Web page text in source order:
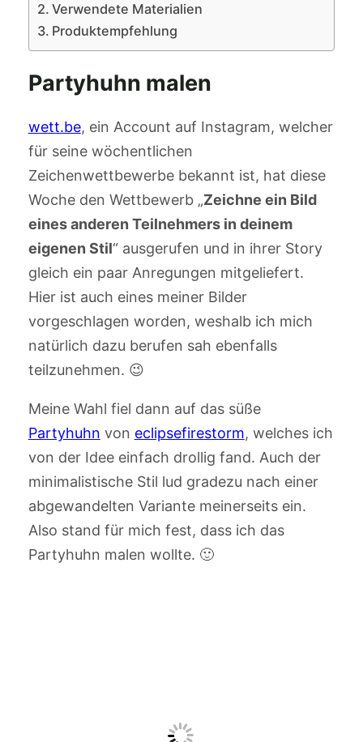
Verwendete Materialien
Produktempfehlung
Partyhuhn malen
wett.be, ein Account auf Instagram, welcher
für seine wöchentlichen
Zeichenwettbewerbe bekannt ist, hat diese
Woche den Wettbewerb „Zeichne ein Bild
eines anderen Teilnehmers in deinem
eigenen Stil“ ausgerufen und in ihrer Story
gleich ein paar Anregungen mitgeliefert.
Hier ist auch eines meiner Bilder
vorgeschlagen worden, weshalb ich mich
natürlich dazu berufen sah ebenfalls
teilzunehmen. 😉
Meine Wahl fiel dann auf das süße
Partyhuhn von eclipsefirestorm, welches ich
von der Idee einfach drollig fand. Auch der
minimalistische Stil lud gradezu nach einer
abgewandelten Variante meinerseits ein.
Also stand für mich fest, dass ich das
Partyhuhn malen wollte. 🙂